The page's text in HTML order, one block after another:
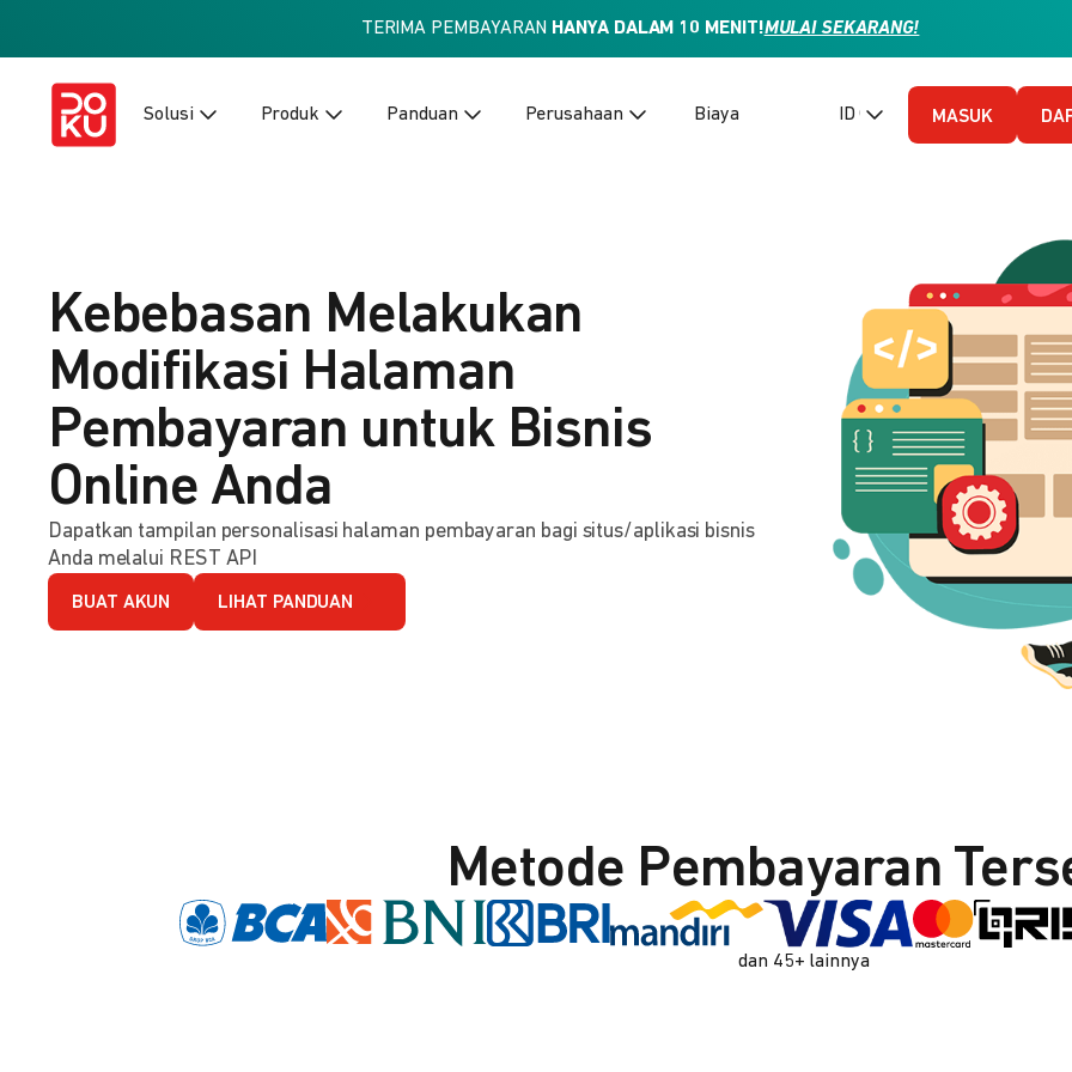
TERIMA PEMBAYARAN HANYA DALAM 10 MENIT!MULAI SEKARANG!
Solusi Produk Panduan Perusahaan Biaya ID (Bahasa Indonesia)
MASUK
Kebebasan Melakukan
Modifikasi Halaman
Pembayaran untuk Bisnis
Online Anda
Dapatkan tampilan personalisasi halaman pembayaran bagi situs/aplikasi bisnis
Anda melalui REST API
BUAT AKUN LIHAT PANDUAN
Metode Pembayaran
dan 45+ lainnya